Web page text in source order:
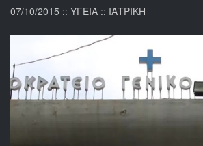
07/10/2015 :: ΥΓΕΙΑ :: ΙΑΤΡΙΚΗ